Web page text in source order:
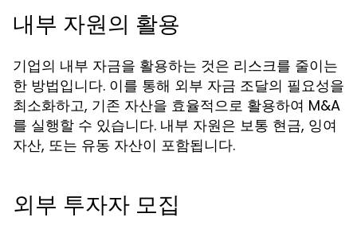
내부 자원의 활용
기업의 내부 자금을 활용하는 것은 리스크를 줄이는
한 방법입니다. 이를 통해 외부 자금 조달의 필요성을
최소화하고, 기존 자산을 효율적으로 활용하여 M&A
를 실행할 수 있습니다. 내부 자원은 보통 현금, 잉여
자산, 또는 유동 자산이 포함됩니다.
외부 투자자 모집